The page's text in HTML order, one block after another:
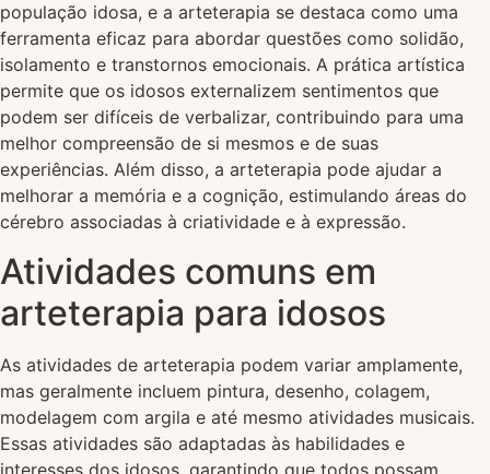
população idosa, e a arteterapia se destaca como uma
ferramenta eficaz para abordar questões como solidão,
isolamento e transtornos emocionais. A prática artística
permite que os idosos externalizem sentimentos que
podem ser difíceis de verbalizar, contribuindo para uma
melhor compreensão de si mesmos e de suas
experiências. Além disso, a arteterapia pode ajudar a
melhorar a memória e a cognição, estimulando áreas do
cérebro associadas à criatividade e à expressão.
Atividades comuns em
arteterapia para idosos
As atividades de arteterapia podem variar amplamente,
mas geralmente incluem pintura, desenho, colagem,
modelagem com argila e até mesmo atividades musicais.
Essas atividades são adaptadas às habilidades e
interesses dos idosos, garantindo que todos possam